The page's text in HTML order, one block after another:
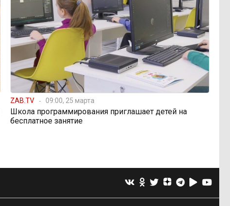
ZAB.TV 09:00, 25 марта
Школа программирования приглашает детей на
бесплатное занятие